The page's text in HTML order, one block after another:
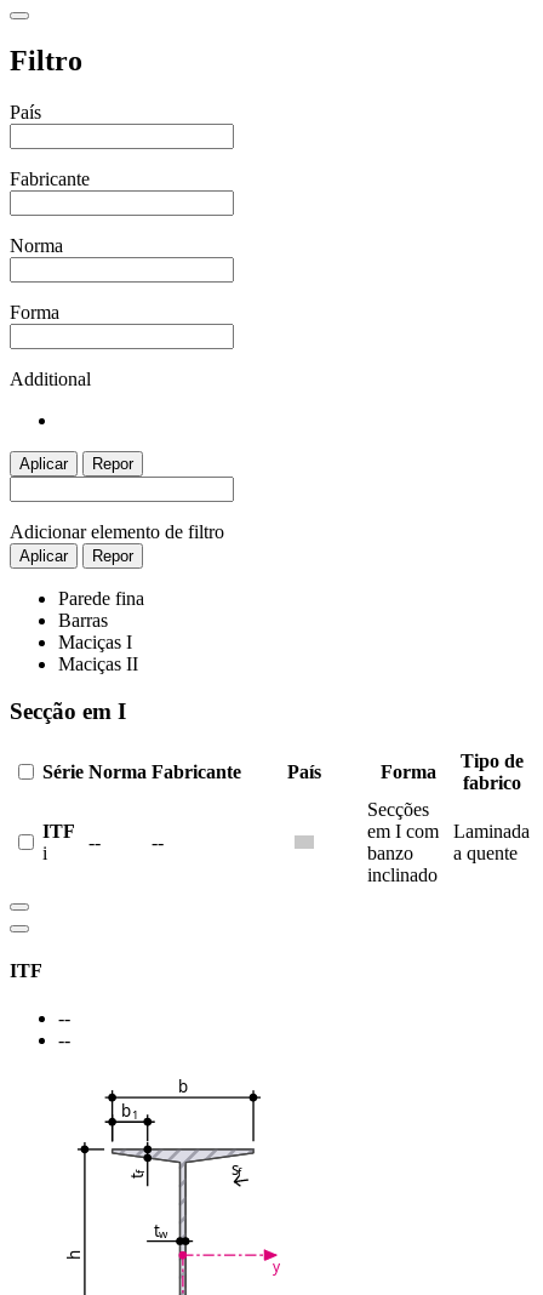
Filtro
País
Fabricante
Norma
Forma
Additional
Aplicar Repor
Adicionar elemento de filtro
Aplicar Repor
Parede fina
Barras
Maciças I
Maciças II
Secção em I
Série Norma Fabricante País Forma
Tipo de
fabrico
ITF
i
-- --
Secções
em I com
banzo
inclinado
Laminada
a quente
ITF
--
--
b
b1
h
t
f
tw
sf
y